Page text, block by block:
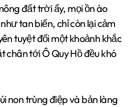
đất trời ấy, mọi ồn ào
tan biến, chỉ còn lại cảm
tuyệt đối một khoảnh khắc
chân tới Ô Quy Hồ đều khó
non trùng điệp và bản làng